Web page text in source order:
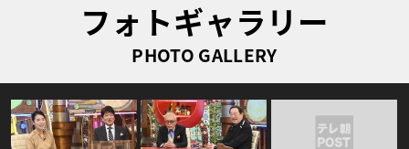
フォトギャラリー
PHOTO GALLERY